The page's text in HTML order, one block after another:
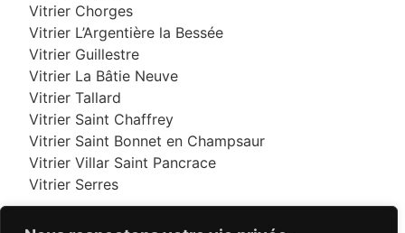
Vitrier Chorges
Vitrier L’Argentière la Bessée
Vitrier Guillestre
Vitrier La Bâtie Neuve
Vitrier Tallard
Vitrier Saint Chaffrey
Vitrier Saint Bonnet en Champsaur
Vitrier Villar Saint Pancrace
Vitrier Serres